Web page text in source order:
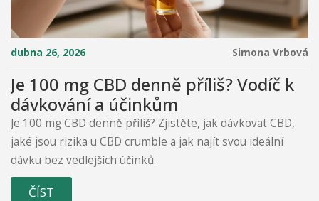
dubna 26, 2026 Simona Vrbová
Je 100 mg CBD denně příliš? Vodíč k
dávkování a účinkům
Je 100 mg CBD denně příliš? Zjistěte, jak dávkovat CBD,
jaké jsou rizika u CBD crumble a jak najít svou ideální
dávku bez vedlejších účinků.
ČÍST